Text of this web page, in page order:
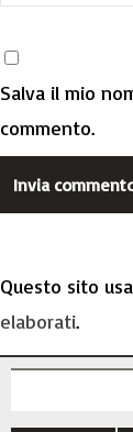
Salva il mio
commento.
Questo sito
elaborati.